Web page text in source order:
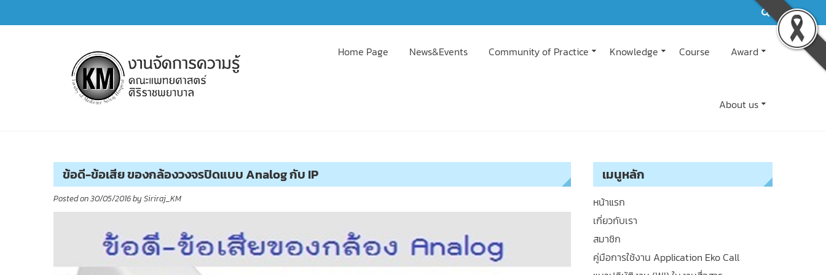
to
Home Page News&Events Community of Practice Knowledge Course Award
About us
ข้อดี-ข้อเสีย ของกล้องวงจรปิดแบบ Analog กับ IP
Posted on30/05/2016by Siriraj_KM
เมนูหลัก
หน้าแรก
เกี่ยวกับเรา
สมาชิก
คู่มือการใช้งาน Application Eko Call